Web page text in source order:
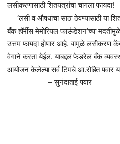
लसीकरणासाठी शितयंत्रांचा चांगला फायदा!
‘लसी व औषधांचा साठा ठेवण्यासाठी या
बँक हॉर्मीस मेमोरियल फाऊंडेशन’च्या
उत्तम फायदा होणार आहे. यामुळे लसीकरण
वेगाने करता येईल. याबद्दल फेडरेल बँक
आयोजन केलेल्या सर्व टिमचे आ.रोहित पवार
– सुनंदाताई पवार